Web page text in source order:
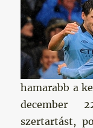
hamarabb a
december
szertartást,